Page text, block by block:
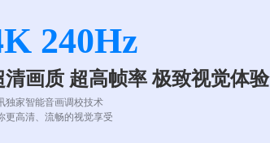
240Hz
清画质 超高帧率 极致视觉体验
独家智能音画调校技术
更高清、流畅的视觉享受